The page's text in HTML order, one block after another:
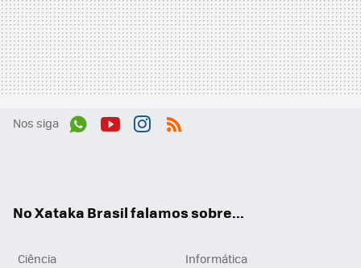
Nos siga
No Xataka Brasil falamos sobre...
Ciência
Informática